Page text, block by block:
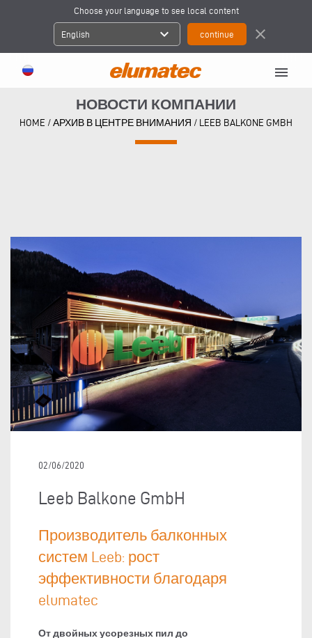
Choose your language to see local content
English expand_more close
menu
НОВОСТИ КОМПАНИИ
HOME / АРХИВ В ЦЕНТРЕ ВНИМАНИЯ / LEEB BALKONE GMBH
02/06/2020
Leeb Balkone GmbH
Производитель балконных
систем Leeb: рост
эффективности благодаря
elumatec
От двойных усорезных пил до